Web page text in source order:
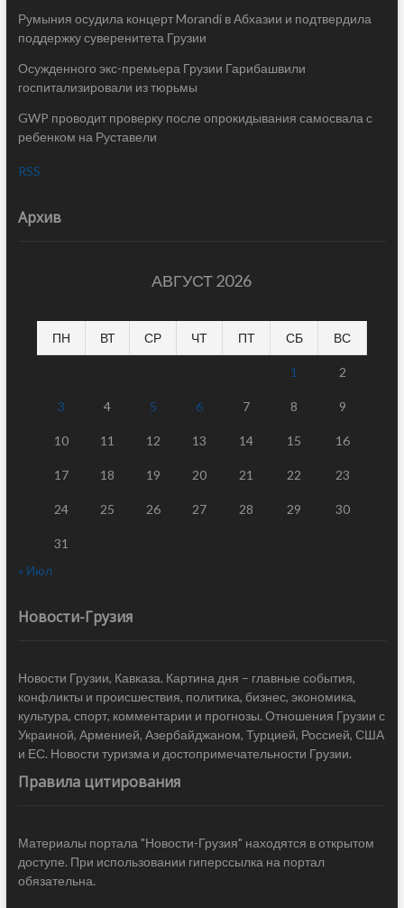
Румыния осудила концерт Morandi в Абхазии и подтвердила
поддержку суверенитета Грузии
Осужденного экс-премьера Грузии Гарибашвили
госпитализировали из тюрьмы
GWP проводит проверку после опрокидывания самосвала с
ребенком на Руставели
RSS
Архив
АВГУСТ 2026
ПН ВТ СР ЧТ ПТ СБ ВС
1 2
3 4 5 6 7 8 9
10 11 12 13 14 15 16
17 18 19 20 21 22 23
24 25 26 27 28 29 30
31
« Июл
Новости-Грузия
Новости Грузии, Кавказа. Картина дня – главные события,
конфликты и происшествия, политика, бизнес, экономика,
культура, спорт, комментарии и прогнозы. Отношения Грузии с
Украиной, Арменией, Азербайджаном, Турцией, Россией, США
и ЕС. Новости туризма и достопримечательности Грузии.
Правила цитирования
Материалы портала "Новости-Грузия" находятся в открытом
доступе. При использовании гиперссылка на портал
обязательна.